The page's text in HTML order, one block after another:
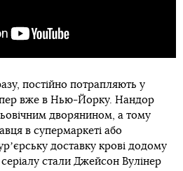
постійно потрапляють у
вже в Нью-Йорку. Нандор
дворянином, а тому
в супермаркеті або
доставку крові додому
стали Джейсон Вулінер